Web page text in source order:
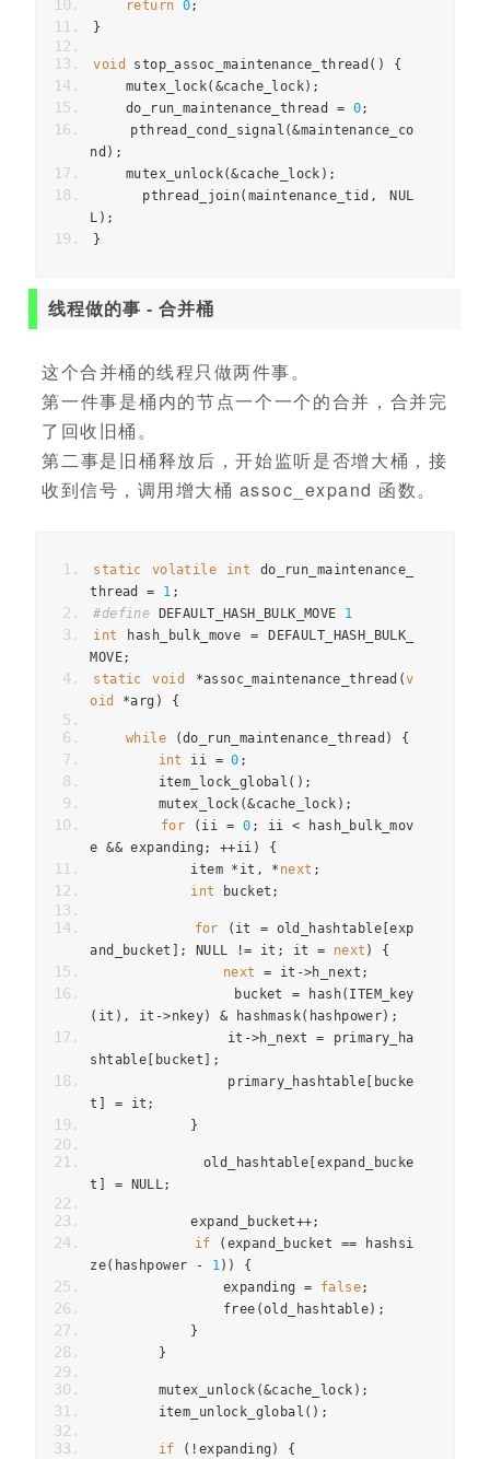
return 0;
}
void stop_assoc_maintenance_thread ()
{
    mutex_lock
(&cache_lock);
    do_run_maintenance_thread
= 0;
    pthread_cond_signal
(&maintenance_co
nd );
    mutex_unlock
(&cache_lock );
    pthread_join
( maintenance_tid ,
NUL
L );
}
线程做的事 - 合并桶
这个合并桶的线程只做两件事。
第一件事是桶内的节点一个一个的合并，合并完
了回收旧桶。
第二事是旧桶释放后，开始监听是否增大桶，接
收到信号，调用增大桶 assoc_expand 函数。
static volatile int do_run_maintenance_
thread = 1 ;
#define DEFAULT_HASH_BULK_MOVE 1
int
hash_bulk_move = DEFAULT_HASH_BULK_
MOVE;
static
void *assoc_maintenance_thread (v
oid
*arg ) {
while (do_run_maintenance_thread )
{
int
ii = 0 ;
        item_lock_global
();
        mutex_lock
(&cache_lock );
for
( ii = 0 ; ii < hash_bulk_mov
e && expanding ; ++ii )
{
            item
* it , * next ;
int
bucket ;
for ( it = old_hashtable[exp
and_bucket
]; NULL != it ; it = next )
{
next
= it ->h_next ;
                bucket
= hash( ITEM_key
( it ), it ->nkey) & hashmask( hashpower);
                it
->h_next = primary_ha
shtable
bucket ];
                primary_hashtable
bucke
t
= it ;
}
            old_hashtable
expand_bucke
t
= NULL;
            expand_bucket
++;
if
( expand_bucket == hashsi
ze( hashpower - 1))
{
                expanding
= false;
                free
(old_hashtable);
}
}
        mutex_unlock
(&cache_lock );
        item_unlock_global
();
if (! expanding )
{